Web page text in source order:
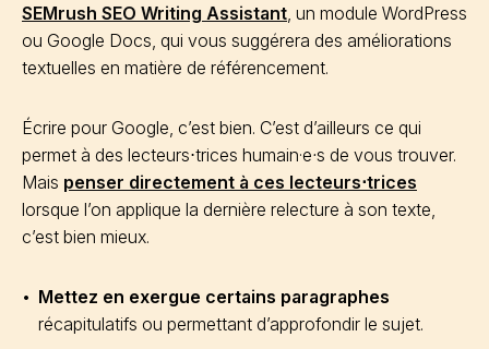
SEMrush SEO Writing Assistant , un module WordPress
ou Google Docs, qui vous suggérera des améliorations
textuelles en matière de référencement.
Écrire pour Google, c’est bien. C’est d’ailleurs ce qui
permet à des lecteurs⋅trices humain·e·s de vous trouver.
Mais penser directement à ces lecteurs⋅trices
lorsque l’on applique la dernière relecture à son texte,
c’est bien mieux.
Mettez en exergue certains paragraphes
récapitulatifs ou permettant d’approfondir le sujet.